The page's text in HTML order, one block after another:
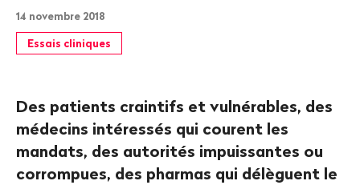
14 novembre 2018
Essais cliniques
Des patients craintifs et vulnérables, des
médecins intéressés qui courent les
mandats, des autorités impuissantes ou
corrompues, des pharmas qui délèguent le